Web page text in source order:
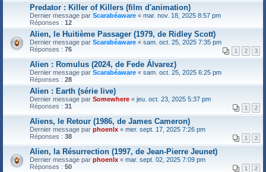
Predator : Killer of Killers (film d'animation)
Dernier message par Scarabéaware « mar. nov. 18, 2025 8:57 pm
Réponses : 12
Alien, le Huitième Passager (1979, de Ridley Scott)
Dernier message par Scarabéaware « sam. oct. 25, 2025 7:35 pm
Réponses : 76 1 2 3
Alien : Romulus (2024, de Fede Álvarez)
Dernier message par Scarabéaware « sam. oct. 25, 2025 6:25 pm
Réponses : 28
Alien : Earth (série live)
Dernier message par Somewhere « jeu. oct. 23, 2025 5:37 pm
Réponses : 31 1 2
Aliens, le Retour (1986, de James Cameron)
Dernier message par phoenlx « mer. sept. 17, 2025 7:26 pm
Réponses : 38 1 2
Alien, la Résurrection (1997, de Jean-Pierre Jeunet)
Dernier message par phoenlx « mar. sept. 02, 2025 7:09 pm
Réponses : 50 1 2